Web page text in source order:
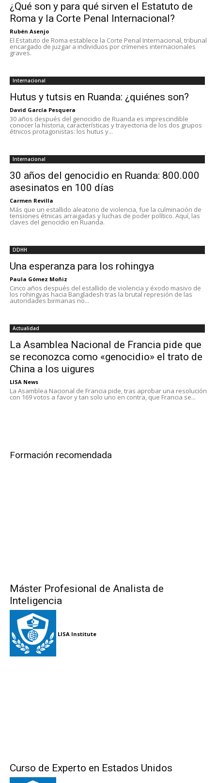
¿Qué son y para qué sirven el Estatuto de
Roma y la Corte Penal Internacional?
Rubén Asenjo
El Estatuto de Roma establece la Corte Penal Internacional, tribunal
encargado de juzgar a individuos por crímenes internacionales
graves.
Internacional
Hutus y tutsis en Ruanda: ¿quiénes son?
David García Pesquera
30 años después del genocidio de Ruanda es imprescindible
conocer la historia, características y trayectoria de los dos grupos
étnicos protagonistas: los hutus y...
Internacional
30 años del genocidio en Ruanda: 800.000
asesinatos en 100 días
Carmen Revilla
Más que un estallido aleatorio de violencia, fue la culminación de
tensiones étnicas arraigadas y luchas de poder político. Aquí, las
claves del genocidio en Ruanda.
DDHH
Una esperanza para los rohingya
Paula Gómez Moñiz
Cinco años después del estallido de violencia y éxodo masivo de
los rohingyas hacia Bangladesh tras la brutal represión de las
autoridades birmanas no...
Actualidad
La Asamblea Nacional de Francia pide que
se reconozca como «genocidio» el trato de
China a los uigures
LISA News
La Asamblea Nacional de Francia pide, tras aprobar una resolución
con 169 votos a favor y tan solo uno en contra, que Francia se...
Formación recomendada
Máster Profesional de Analista de
Inteligencia
LISA Institute
Curso de Experto en Estados Unidos